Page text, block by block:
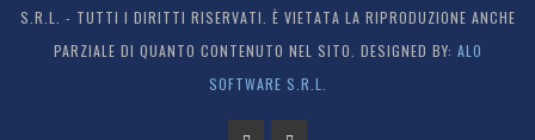
S.R.L. - TUTTI I DIRITTI RISERVATI. È VIETATA LA RIPRODUZIONE ANCHE
PARZIALE DI QUANTO CONTENUTO NEL SITO. DESIGNED BY: ALO
SOFTWARE S.R.L.